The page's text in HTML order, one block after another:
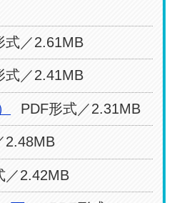
式／2.61MB
式／2.41MB
PDF形式／2.31MB
2.48MB
／2.42MB